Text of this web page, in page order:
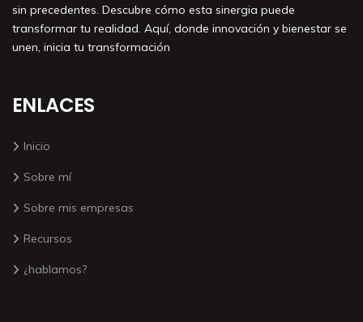
sin precedentes. Descubre cómo esta sinergia puede
transformar tu realidad. Aquí, donde innovación y bienestar se
unen, inicia tu transformación
ENLACES
Inicio
Sobre mí
Sobre mis empresas
Recursos
¿hablamos?